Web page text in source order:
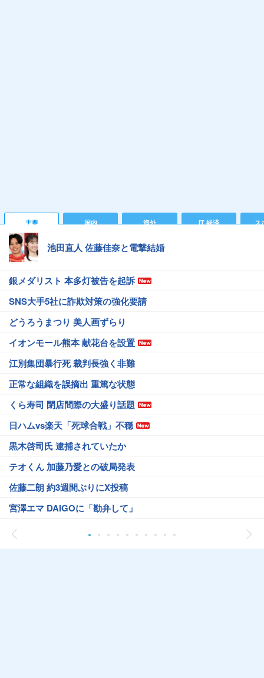
主要 国内 海外 IT 経済 ス
池田直人 佐藤佳奈と電撃結婚
銀メダリスト 本多灯被告を起訴
SNS大手5社に詐欺対策の強化要請
どうろうまつり 美人画ずらり
イオンモール熊本 献花台を設置
江別集団暴行死 裁判長強く非難
正常な組織を誤摘出 重篤な状態
くら寿司 閉店間際の大盛り話題
日ハムvs楽天「死球合戦」不穏
黒木啓司氏 逮捕されていたか
テオくん 加藤乃愛との破局発表
佐藤二朗 約3週間ぶりにX投稿
宮澤エマ DAIGOに「勘弁して」